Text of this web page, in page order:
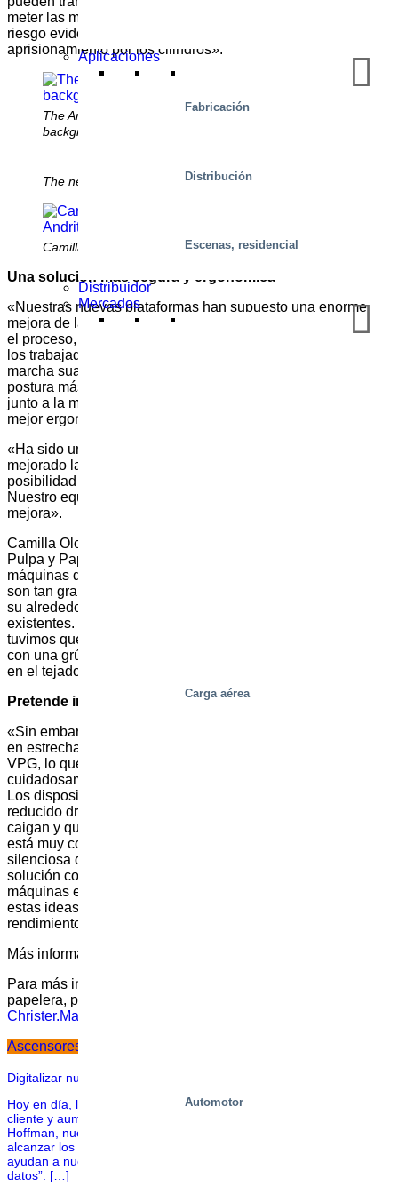
Aplicaciones
Fabricación
Distribución
Escenas, residencial
Distribuidor
Mercados
Carga aérea
Automotor
meter las manos en la máquina para coger la pulpa, con el
riesgo evidente de sufrir lesiones por aplastamiento o
aprisionamiento por los cilindros».
The Andritz airdryer with new platform in the
background
The new service platform for safety
Camilla Olofsson, Pulp&Paper services, Andritz
Una solución más segura y ergonómica
«Nuestras nuevas plataformas han supuesto una enorme
mejora de la seguridad. En primer lugar, permiten mecanizar
el proceso, lo que elimina los evidentes riesgos físicos para
los trabajadores. En segundo lugar, estas plataformas de
marcha suave ofrecen más espacio para trabajar, y con una
postura más estable y erguida», continúa Henrik. «Así que,
junto a la mejora de la seguridad, también tenemos una
mejor ergonomía».
«Ha sido un
mejorado la seguridad, estamos empezando a estudiar la
posibilidad de aumentar la velocidad de la plataforma.
Nuestro equipo ya está identificando posibles áreas de
mejora».
Camilla Olofsson es Directora de Proyectos de Servicios de
Pulpa y Papel en Andritz (Växjö, Suecia), fabricante de las
máquinas de secado de pulpa. «Estas enormes máquinas
son tan grandes que normalmente se construye un edificio a
su alrededor, en lugar de alojarlas en las instalaciones
existentes. El espacio siempre es un reto. En este caso,
tuvimos que instalar las nuevas plataformas de servicio VPG
con una grúa especial, ¡y a través de un agujero provisional
en el tejado!».
Pretende implantarse en todo el mundo
«Sin embargo, todo ha merecido la pena. Hemos trabajado
en estrecha colaboración con Christer Martinelle, KAM de
VPG, lo que nos ha permitido colocar barreras y puertas
cuidadosamente pensadas y colocadas en las plataformas.
Los dispositivos sólo se abren cuando es seguro, lo que ha
reducido drásticamente el riesgo de que los trabajadores se
caigan y queden atrapados o aplastados. Nuestro cliente
está muy contento con la solución segura, precisa y
silenciosa de VPG, y yo también». Para Andritz, esta
solución concreta es sólo el principio. «Tenemos otras 60
máquinas en todo el mundo en las que podemos aplicar
estas ideas y marcar realmente la diferencia en seguridad y
rendimiento para nuestros clientes», concluye Camilla.
Más información sobre
Para más información sobre la seguridad en la industria
papelera, póngase en contacto con Christer Martinelle, VPG:
Christer.Martinelle@vpgab.com
Ascensores accionados por mástil
Digitalizar nuestro negocio te aporta ahorro y eficacia
Hoy en día, los macrodatos son la clave para mejorar el servicio al
cliente y aumentar la calidad de los productos. Pero como dice My
Hoffman, nuestro Director de Atención al Cliente: “Sólo podemos
alcanzar los niveles que nos proponemos, las cosas que realmente
ayudan a nuestros clientes, cuando tenemos pleno control sobre los
datos”. […]